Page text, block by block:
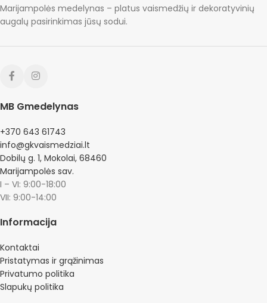
Marijampolės medelynas – platus vaismedžių ir dekoratyvinių
augalų pasirinkimas jūsų sodui.
MB Gmedelynas
+370 643 61743
info@gkvaismedziai.lt
Dobilų g. 1, Mokolai, 68460
Marijampolės sav.
I – VI: 9:00-18:00
VII: 9:00-14:00
Informacija
Kontaktai
Pristatymas ir grąžinimas
Privatumo politika
Slapukų politika